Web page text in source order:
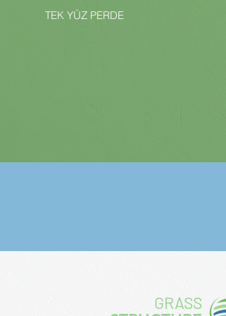
TEK YÜZ PERDE
GRASS